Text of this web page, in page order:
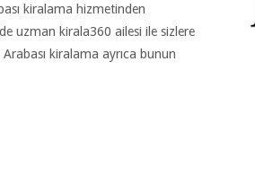
kiralama hizmetinden
uzman kirala360 ailesi ile sizlere
kiralama ayrıca bunun